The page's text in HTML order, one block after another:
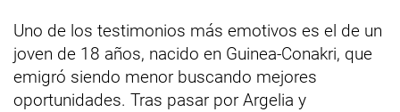
Uno de los testimonios más emotivos es el de un
joven de 18 años, nacido en Guinea-Conakri, que
emigró siendo menor buscando mejores
oportunidades. Tras pasar por Argelia y